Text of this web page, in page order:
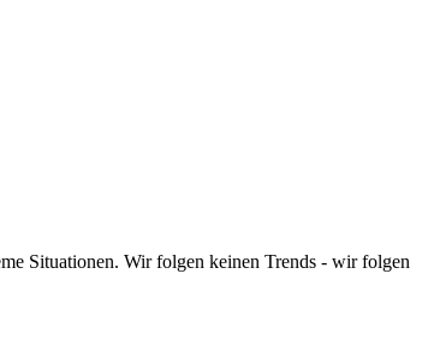
Situationen. Wir folgen keinen Trends - wir folgen